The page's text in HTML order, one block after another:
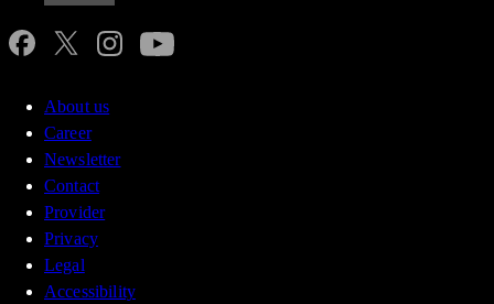
About us
Career
Newsletter
Contact
Provider
Privacy
Legal
Accessibility